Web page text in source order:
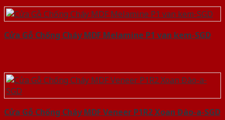
Cửa Gỗ Chống Cháy MDF Melamine P1 van kem-SGD
Cửa Gỗ Chống Cháy MDF Veneer P1R2 Xoan Đào-a-SGD